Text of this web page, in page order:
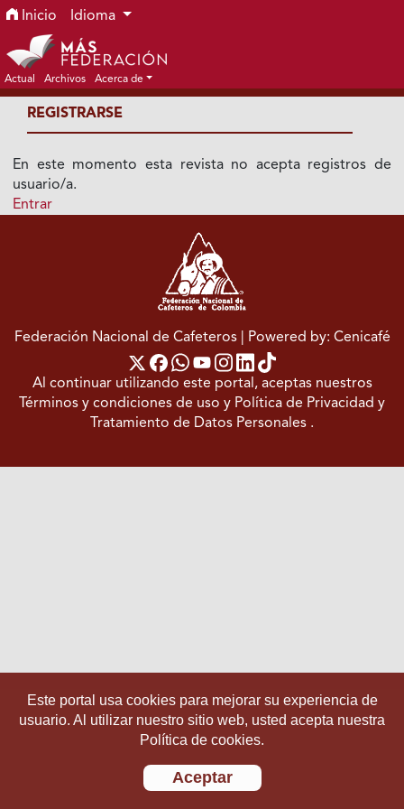
Ir al menú de navegación principal
Ir al contenido principal
Ir al pie de página del sitio
Inicio Idioma
Actual Archivos Acerca de
REGISTRARSE
En este momento esta revista no acepta registros de
usuario/a.
Entrar
Este portal usa cookies para mejorar su experiencia de
usuario. Al utilizar nuestro sitio web, usted acepta nuestra
Política de cookies.
Aceptar
Federación Nacional de Cafeteros | Powered by: Cenicafé
Al continuar utilizando este portal, aceptas nuestros
Términos y condiciones de uso y Política de Privacidad y
Tratamiento de Datos Personales .